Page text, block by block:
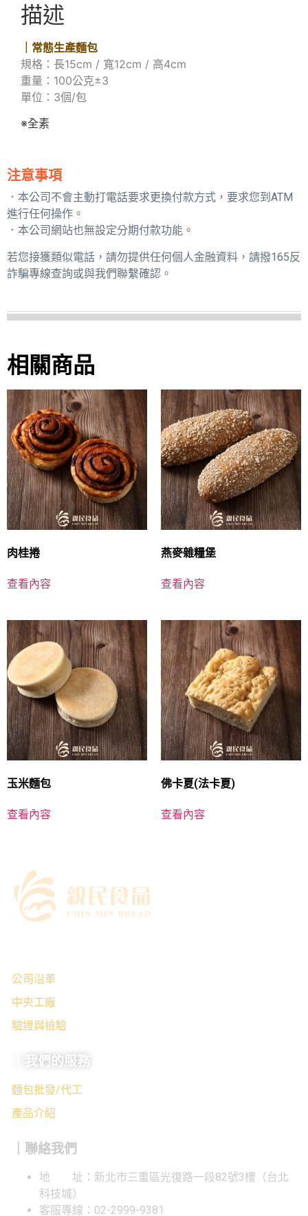
描述
｜常態生產麵包
規格：長15cm / 寬12cm / 高4cm
重量：100公克±3
單位：3個/包
※全素
注意事項
．本公司不會主動打電話要求更換付款方式，要求您到ATM
進行任何操作。
．本公司網站也無設定分期付款功能。
若您接獲類似電話，請勿提供任何個人金融資料，請撥165反
詐騙專線查詢或與我們聯繫確認。
相關商品
肉桂捲
查看內容
燕麥雜糧堡
查看內容
玉米麵包
查看內容
佛卡夏(法卡夏)
查看內容
公司沿革
中央工廠
驗證與檢驗
｜我們的服務
麵包批發/代工
產品介紹
｜聯絡我們
地 址：新北市三重區光復路一段82號3樓（台北
科技城）
客服專線：02-2999-9381